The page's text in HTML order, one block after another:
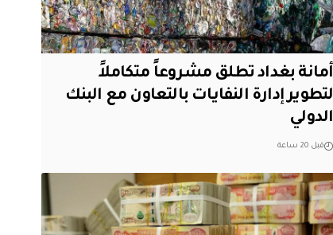
أمانة بغداد تطلق مشروعاً متكاملاً
لتطوير إدارة النفايات بالتعاون مع البنك
الدولي
قبل 20 ساعة